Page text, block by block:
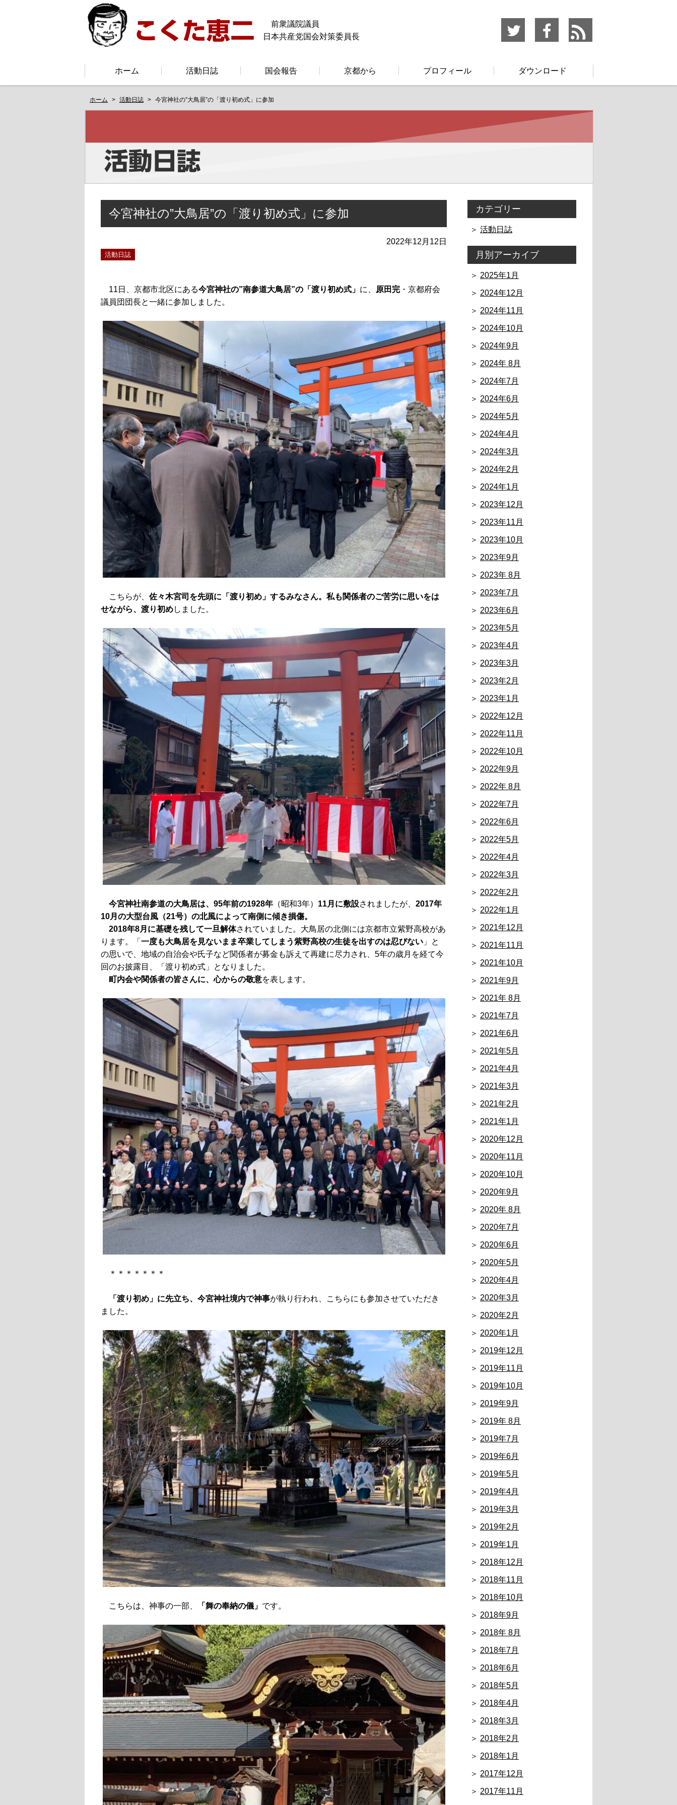
前衆議院議員
日本共産党国会対策委員長
ホーム 活動日誌 国会報告 京都から プロフィール ダウンロード
ホーム 活動日誌 今宮神社の”大鳥居”の「渡り初め式」に参加
今宮神社の”大鳥居”の「渡り初め式」に参加
2022年12月12日
活動日誌
11日、京都市北区にある今宮神社の”南参道大鳥居”の「渡り初め式」 に、 原田完 ・京都府会
議員団団長と一緒に参加しました。
こちらが、 佐々木宮司を先頭に「渡り初め」するみなさん。私も関係者のご苦労に思いをは
せながら、渡り初めしました。
今宮神社南参道の大鳥居は、95年前の1928年 （昭和3年） 11月に敷設されましたが、 2017年
10月の大型台風（21号）の北風によって南側に傾き損傷。
2018年8月に基礎を残して一旦解体されていました。大鳥居の北側には京都市立紫野高校があ
ります。「 一度も大鳥居を見ないまま卒業してしまう紫野高校の生徒を出すのは忍びない 」と
の思いで、地域の自治会や氏子など関係者が募金も訴えて再建に尽力され、5年の歳月を経て今
回のお披露目、「渡り初め式」となりました。
町内会や関係者の皆さんに、心からの敬意を表します。
＊＊＊＊＊＊＊
「渡り初め」に先立ち、今宮神社境内で神事が執り行われ、こちらにも参加させていただき
ました。
こちらは、神事の一部、 「舞の奉納の儀」 です。
カテゴリー
活動日誌
月別アーカイブ
2025年1月
2024年12月
2024年11月
2024年10月
2024年9月
2024年 8月
2024年7月
2024年6月
2024年5月
2024年4月
2024年3月
2024年2月
2024年1月
2023年12月
2023年11月
2023年10月
2023年9月
2023年 8月
2023年7月
2023年6月
2023年5月
2023年4月
2023年3月
2023年2月
2023年1月
2022年12月
2022年11月
2022年10月
2022年9月
2022年 8月
2022年7月
2022年6月
2022年5月
2022年4月
2022年3月
2022年2月
2022年1月
2021年12月
2021年11月
2021年10月
2021年9月
2021年 8月
2021年7月
2021年6月
2021年5月
2021年4月
2021年3月
2021年2月
2021年1月
2020年12月
2020年11月
2020年10月
2020年9月
2020年 8月
2020年7月
2020年6月
2020年5月
2020年4月
2020年3月
2020年2月
2020年1月
2019年12月
2019年11月
2019年10月
2019年9月
2019年 8月
2019年7月
2019年6月
2019年5月
2019年4月
2019年3月
2019年2月
2019年1月
2018年12月
2018年11月
2018年10月
2018年9月
2018年 8月
2018年7月
2018年6月
2018年5月
2018年4月
2018年3月
2018年2月
2018年1月
2017年12月
2017年11月